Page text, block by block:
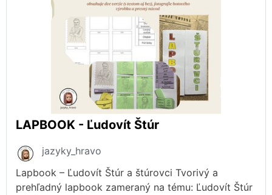
LAPBOOK - Ľudovít Štúr
jazyky_hravo
Lapbook – Ľudovít Štúr a štúrovci Tvorivý a
prehľadný lapbook zameraný na tému: Ľudovít Štúr